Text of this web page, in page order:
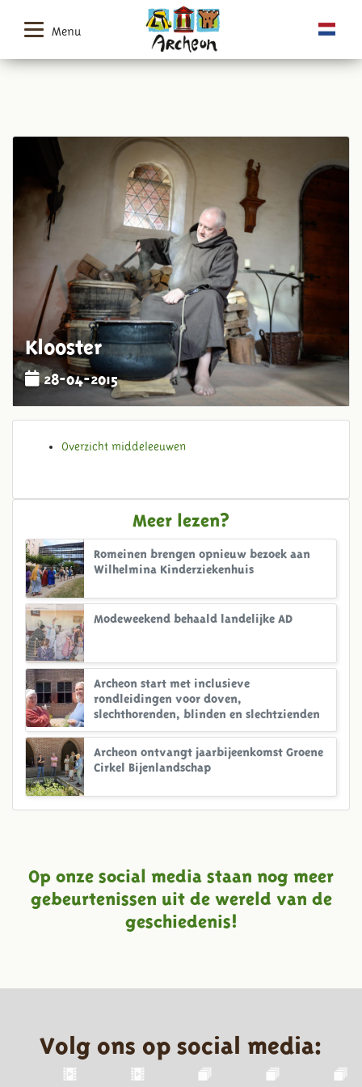
Menu
Klooster
28-04-2015
Overzicht middeleeuwen
Meer lezen?
Romeinen brengen opnieuw bezoek aan
Wilhelmina Kinderziekenhuis
Modeweekend behaald landelijke AD
Archeon start met inclusieve
rondleidingen voor doven,
slechthorenden, blinden en slechtzienden
Archeon ontvangt jaarbijeenkomst Groene
Cirkel Bijenlandschap
Op onze social media staan nog meer
gebeurtenissen uit de wereld van de
geschiedenis!
Volg ons op social media: